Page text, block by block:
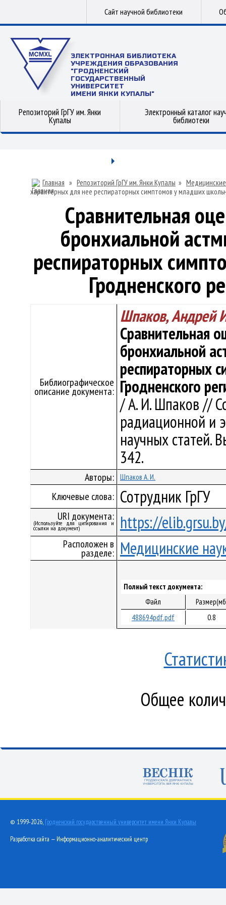
Сайт научной библиотеки
ЭЛЕКТРОННАЯ БИБЛИОТЕКА
УЧРЕЖДЕНИЯ ОБРАЗОВАНИЯ
"ГРОДНЕНСКИЙ
ГОСУДАРСТВЕННЫЙ
УНИВЕРСИТЕТ
ИМЕНИ ЯНКИ КУПАЛЫ"
Репозиторий ГрГУ им. Янки
Купалы
Электронный каталог
библиотеки
Главная » Репозиторий ГрГУ им. Янки Купалы »
характерных для нее респираторных симптомов у младших
Сравнительная
бронхиальной
респираторных
Гродненского
Библиографическое
описание документа:
Шпаков, Андрей
Сравнительная
бронхиальной
респираторных
Гродненского
/ А. И. Шпаков //
радиационной и
научных статей.
342.
Авторы: Шпаков А. И.
Ключевые слова: Сотрудник ГрГУ
URI документа:
(Используйте для цитирования и
ссылки на документ) https://
Расположен в
разделе: Медицинские
Полный текст документа:
Файл
488694pdf.pdf
0.8
Общее
© 1999-2026, Гродненский государственный университет имени Янки Купалы
Разработка сайта — Информационно-аналитический центр